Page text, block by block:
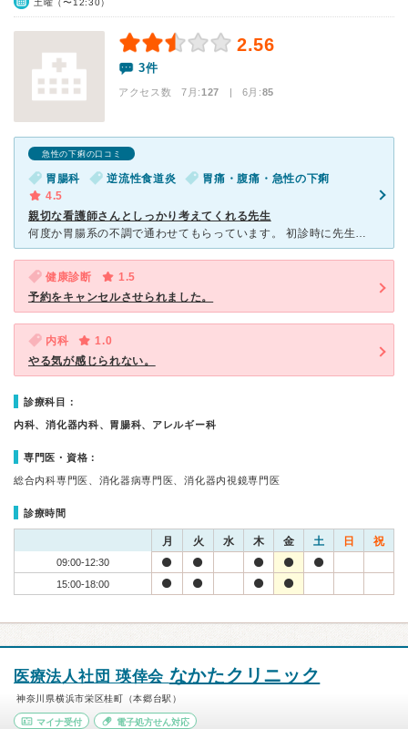
土曜（〜12:30）
2.56
3件
アクセス数 7月:127 | 6月:85
急性の下痢の口コミ
胃腸科 逆流性食道炎
胃痛・腹痛・急性の下痢
4.5
親切な看護師さんとしっかり考えてくれる先生
何度か胃腸系の不調で通わせてもらっています。 初診時に先生に沢山症状を言って、助けてほしいと藁にもすがる気持ちで話をしたのですが、 その際も先生は頭を悩ませ、親身に話を聞いてくれ、お薬を処方してく
健康診断
1.5
予約をキャンセルさせられました。
内科
1.0
やる気が感じられない。
診療科目：
内科、消化器内科、胃腸科、アレルギー科
専門医・資格：
総合内科専門医、消化器病専門医、消化器内視鏡専門医
診療時間
月 火 水 木 金 土 日 祝
09:00-12:30
15:00-18:00
医療法人社団 瑛倖会 なかたクリニック
神奈川県横浜市栄区桂町（本郷台駅）
マイナ受付 電子処方せん対応